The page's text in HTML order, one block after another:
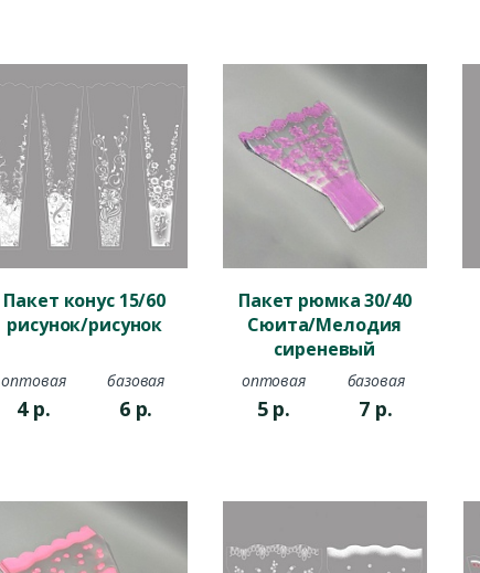
Пакет конус 15/60
рисунок/рисунок
оптовая
4 р.
базовая
6 р.
Пакет рюмка 30/40
Сюита/Мелодия
сиреневый
оптовая
5 р.
базовая
7 р.